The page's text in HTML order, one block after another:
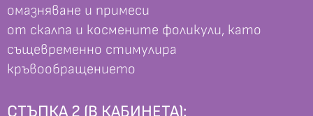
СТЪПКА 2 (В КАБИНЕТА):
омазняване и примеси
от скалпа и космените фоликули, като
същевременно стимулира
кръвообращението